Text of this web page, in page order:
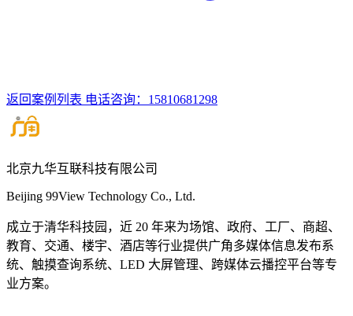
返回案例列表 电话咨询：15810681298
北京九华互联科技有限公司
Beijing 99View Technology Co., Ltd.
成立于清华科技园，近 20 年来为场馆、政府、工厂、商超、
教育、交通、楼宇、酒店等行业提供广角多媒体信息发布系
统、触摸查询系统、LED 大屏管理、跨媒体云播控平台等专
业方案。